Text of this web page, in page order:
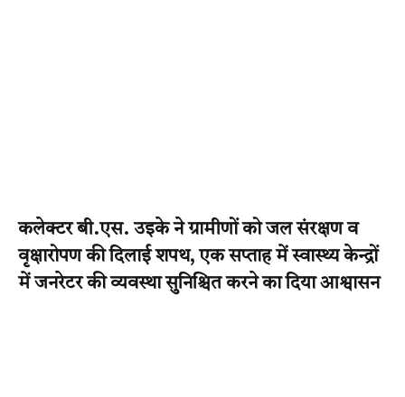
कलेक्टर बी.एस. उइके ने ग्रामीणों को जल संरक्षण व
वृक्षारोपण की दिलाई शपथ, एक सप्ताह में स्वास्थ्य केन्द्रों
में जनरेटर की व्यवस्था सुनिश्चित करने का दिया आश्वासन